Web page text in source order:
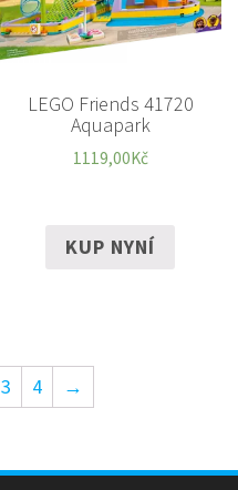
LEGO Friends 41720
Aquapark
1119,00Kč
KUP NYNÍ
3 4 →